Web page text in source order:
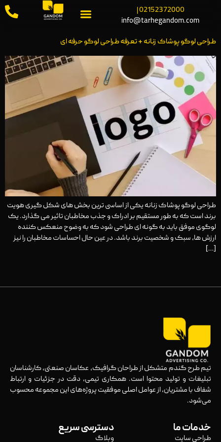
02152372000 |
info@tarhegandom.com
طراحی لوگو پوشاک زنانه + تعرفه طراحی لوگو حرفه ای
طراحی لوگو پوشاک زنانه یکی از اساسی ‌ترین بخش‌ های شکل ‌گیری هویت
برند است که به طور مستقیم بر ادراک و جذب مخاطبان تاثیر می ‌گذارد. یک
لوگوی موفق باید به‌ گونه‌ ای طراحی شود که به وضوح منعکس ‌کننده
ارزش‌ ها، سبک و شخصیت برند باشد. در عین حال احساسات مخاطبان را نیز
[…]
تیم طرح گندم متشکل از طراحان گرافیک، عکاسان صنعتی، کارشناسان
تبلیغات و تولید محتوا است. همکاری تیمی، دقت در جزئیات و ارتباط
شفاف با مشتریان، از عوامل اصلی موفقیت پروژه‌های این مجموعه محسوب
می‌شود.
خدمات ما
طراحی سایت
دسترسی سریع
وبلاگ